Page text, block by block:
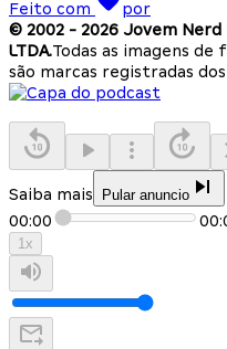
Feito com
por
© 2002 - 2026 Jovem Nerd
LTDA.Todas as imagens de
são marcas registradas
Saiba mais Pular anuncio
00:00
1x